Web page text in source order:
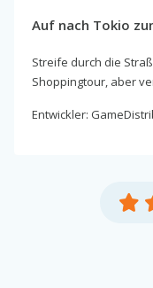
Auf nach Tokio
Streife durch die
Shoppingtour, aber
Entwickler: